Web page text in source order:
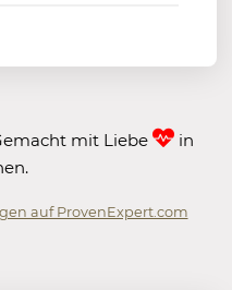
mit Liebe
in
auf ProvenExpert.com